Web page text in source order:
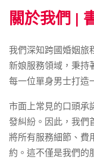
關於我們 |
我們深知跨國婚姻旅
新娘服務領域，秉持
每一位單身男士打造
市面上常見的口頭承
發糾紛。因此，我們
將所有服務細節、費
約。這不僅是我們的